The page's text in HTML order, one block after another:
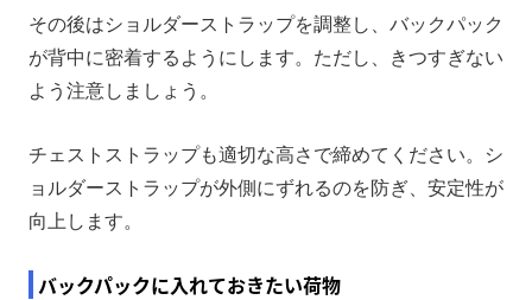
その後はショルダーストラップを調整し、バックパック
が背中に密着するようにします。ただし、きつすぎない
よう注意しましょう。
チェストストラップも適切な高さで締めてください。シ
ョルダーストラップが外側にずれるのを防ぎ、安定性が
向上します。
バックパックに入れておきたい荷物